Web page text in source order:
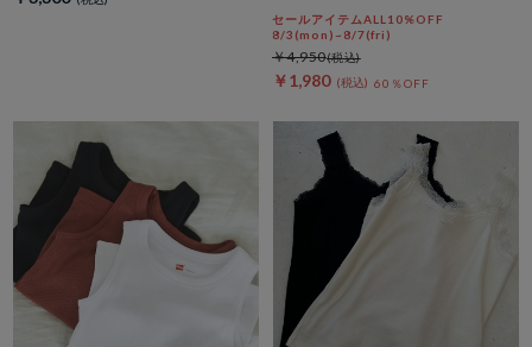
セールアイテムALL10%OFF
8/3(mon)~8/7(fri)
￥1,980 60％OFF
￥4,950